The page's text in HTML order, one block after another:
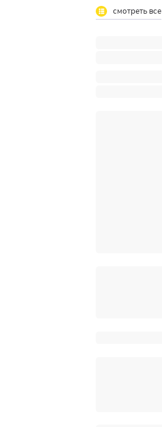
смотреть все